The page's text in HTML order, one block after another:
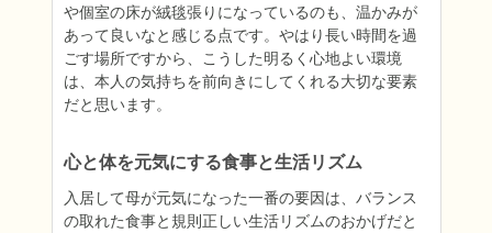
や個室の床が絨毯張りになっているのも、温かみが
あって良いなと感じる点です。やはり長い時間を過
ごす場所ですから、こうした明るく心地よい環境
は、本人の気持ちを前向きにしてくれる大切な要素
だと思います。
心と体を元気にする食事と生活リズム
入居して母が元気になった一番の要因は、バランス
の取れた食事と規則正しい生活リズムのおかげだと